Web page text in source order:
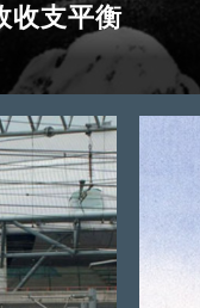
收支平衡